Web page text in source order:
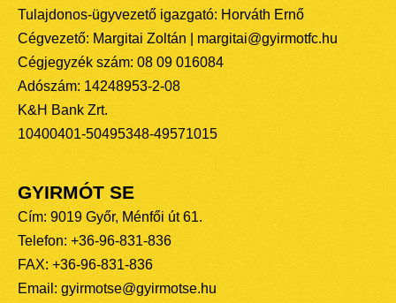
Tulajdonos-ügyvezető igazgató: Horváth Ernő
Cégvezető: Margitai Zoltán | margitai@gyirmotfc.hu
Cégjegyzék szám: 08 09 016084
Adószám: 14248953-2-08
K&H Bank Zrt.
10400401-50495348-49571015
GYIRMÓT SE
Cím: 9019 Győr, Ménfői út 61.
Telefon: +36-96-831-836
FAX: +36-96-831-836
Email: gyirmotse@gyirmotse.hu